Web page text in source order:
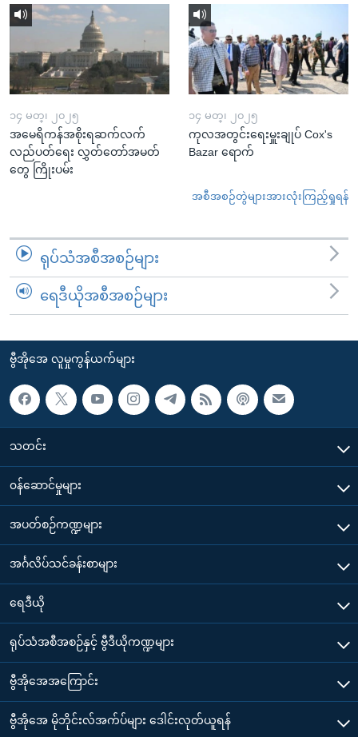
၁၄ မတ္၊ ၂၀၂၅
အမေရိကန်အစိုးရဆက်လက်
လည်ပတ်ရေး လွှတ်တော်အမတ်
တွေ ကြိုးပမ်း
၁၄ မတ္၊ ၂၀၂၅
ကုလအတွင်းရေးမှူးချုပ် Cox's
Bazar ရောက်
အစီအစဉ်တွဲများအားလုံးကြည့်ရှုရန်
ရုပ်သံအစီအစဉ်များ
ရေဒီယိုအစီအစဉ်များ
ဗွီအိုအေ လူမှုကွန်ယက်များ
သတင်း
၀န်ဆောင်မှုများ
အပတ်စဉ်ကဏ္ဍများ
အင်္ဂလိပ်သင်ခန်းစာများ
ရေဒီယို
ရုပ်သံအစီအစဉ်နှင့် ဗွီဒီယိုကဏ္ဍများ
ဗွီအိုအေအကြောင်း
ဗွီအိုအေ မိုဘိုင်းလ်အက်ပ်များ ဒေါင်းလုတ်ယူရန်